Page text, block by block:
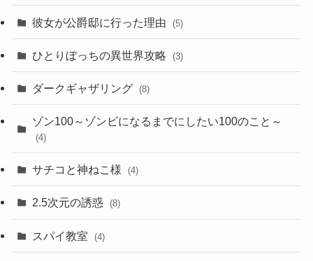
彼女が公爵邸に行った理由 (5)
ひとりぼっちの異世界攻略 (3)
ダークギャザリング (8)
ゾン100～ゾンビになるまでにしたい100のこと～
(4)
サチコと神ねこ様 (4)
2.5次元の誘惑 (8)
スパイ教室 (4)